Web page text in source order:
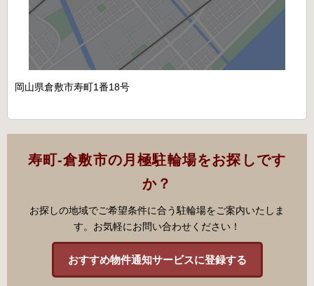
岡山県倉敷市寿町1番18号
寿町-倉敷市の月極駐輪場をお探しです
か？
お探しの地域でご希望条件に合う駐輪場をご案内いたしま
す。お気軽にお問い合わせください！
おすすめ物件通知サービスに登録する